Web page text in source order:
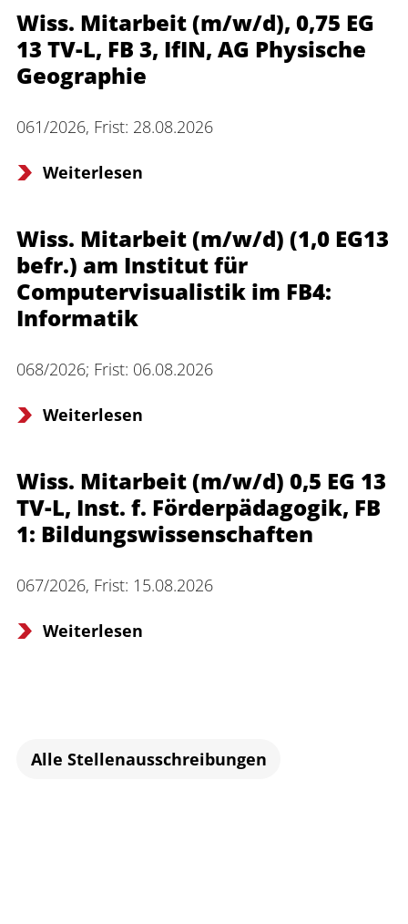
Wiss. Mitarbeit (m/w/d), 0,75 EG
13 TV-L, FB 3, IfIN, AG Physische
Geographie
061/2026, Frist: 28.08.2026
Weiterlesen
Wiss. Mitarbeit (m/w/d) (1,0 EG13
befr.) am Institut für
Computervisualistik im FB4:
Informatik
068/2026; Frist: 06.08.2026
Weiterlesen
Wiss. Mitarbeit (m/w/d) 0,5 EG 13
TV-L, Inst. f. Förderpädagogik, FB
1: Bildungswissenschaften
067/2026, Frist: 15.08.2026
Weiterlesen
Alle Stellenausschreibungen